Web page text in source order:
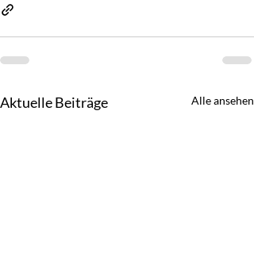
Aktuelle Beiträge Alle ansehen